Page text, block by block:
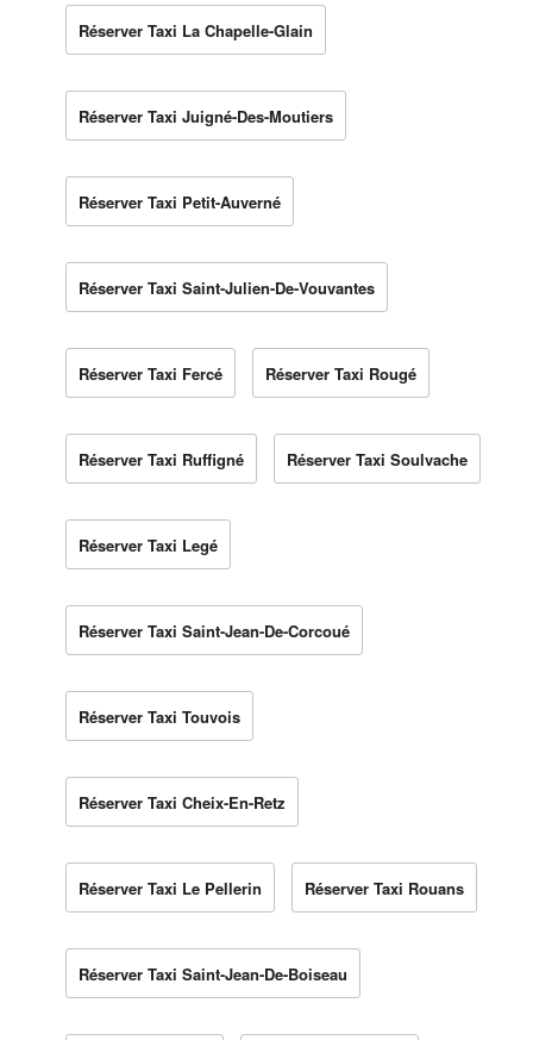
Réserver Taxi La Chapelle-Glain
Réserver Taxi Juigné-Des-Moutiers
Réserver Taxi Petit-Auverné
Réserver Taxi Saint-Julien-De-Vouvantes
Réserver Taxi Fercé Réserver Taxi Rougé
Réserver Taxi Ruffigné Réserver Taxi Soulvache
Réserver Taxi Legé
Réserver Taxi Saint-Jean-De-Corcoué
Réserver Taxi Touvois
Réserver Taxi Cheix-En-Retz
Réserver Taxi Le Pellerin Réserver Taxi Rouans
Réserver Taxi Saint-Jean-De-Boiseau